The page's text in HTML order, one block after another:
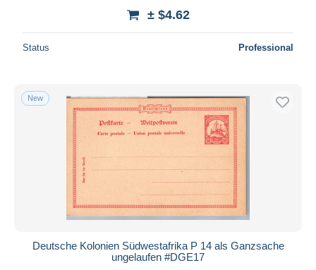
± $4.62
Status Professional
New
Deutsche Kolonien Südwestafrika P 14 als Ganzsache
ungelaufen #DGE17